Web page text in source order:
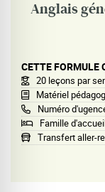
Anglais
CETTE FORMULE
20 leçons par
Matériel
Numéro
Famille
Transfert aller-